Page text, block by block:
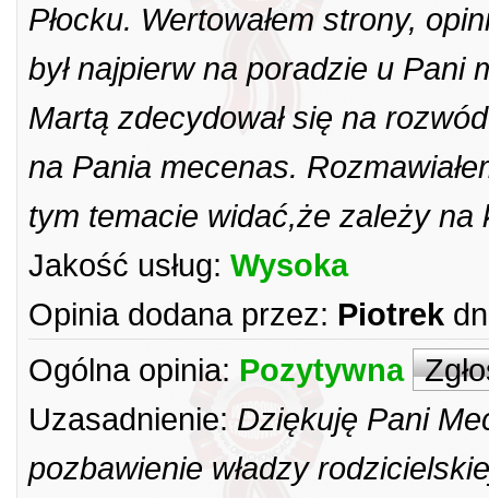
Płocku. Wertowałem strony,
był najpierw na poradzie u Pani
Martą zdecydował się na
na Pania mecenas.
tym temacie widać,że zależy na
Jakość usług: Wysoka
Opinia dodana przez: Piotrek
Ogólna opinia: Pozytywna
Uzasadnienie: Dziękuję Pani
pozbawienie władzy